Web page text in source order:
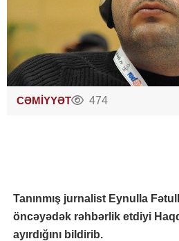
CƏMİYYƏT 474
Tanınmış jurnalist Eynulla
öncəyədək rəhbərlik etdiyi
ayırdığını bildirib.